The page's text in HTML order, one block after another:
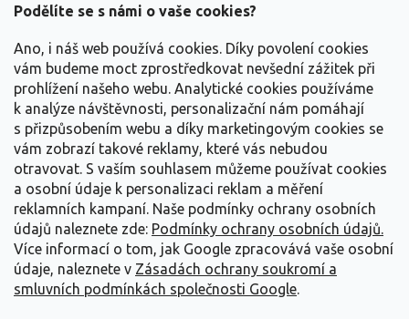
Podělíte se s námi o vaše cookies?
Ano, i náš web používá cookies. Díky povolení cookies
vám budeme moct zprostředkovat nevšední zážitek při
prohlížení našeho webu. Analytické cookies používáme
k analýze návštěvnosti, personalizační nám pomáhají
s přizpůsobením webu a díky marketingovým cookies se
vám zobrazí takové reklamy, které vás nebudou
otravovat. S vaším souhlasem můžeme používat cookies
a osobní údaje k personalizaci reklam a měření
reklamních kampaní. Naše podmínky ochrany osobních
údajů naleznete zde: Podmínky ochrany osobních údajů.
Více informací o tom, jak Google zpracovává vaše osobní
údaje, naleznete v Zásadách ochrany soukromí a
smluvních podmínkách společnosti Google.
Vše o nákupu
Informace pro Vás
Kontakujte nás